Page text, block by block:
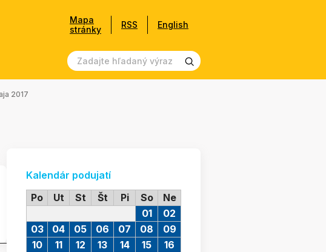
Mapa
stránky
RSS English
2017
Kalendár podujatí
Po
Ut St Št Pi So Ne
01
02
03
04 05 06 07 08
09
10
11 12 13 14 15
16